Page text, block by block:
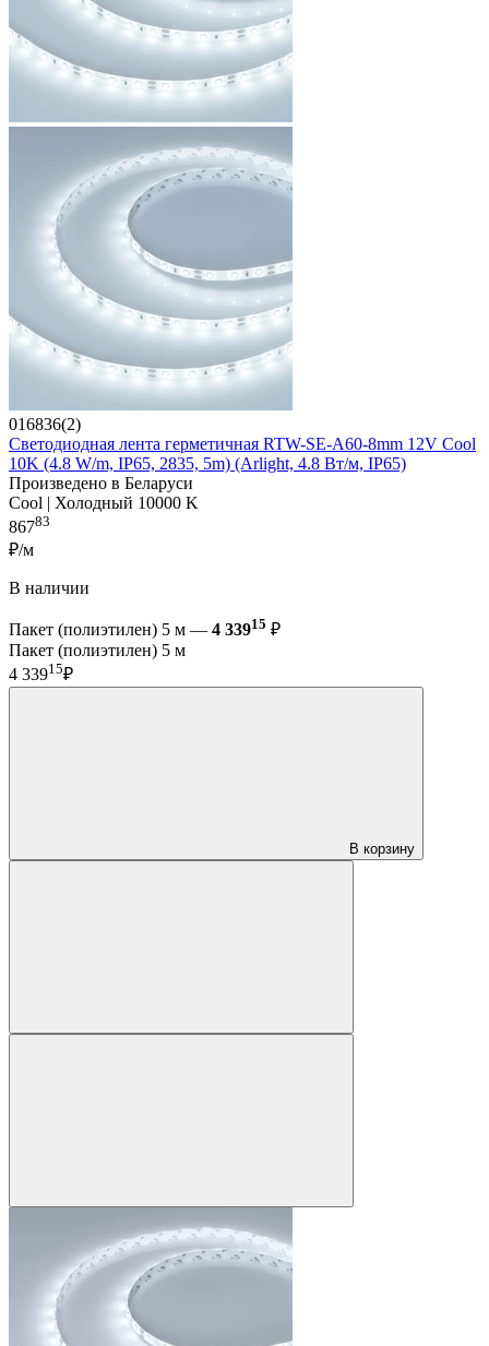
016836(2)
Светодиодная лента герметичная RTW-SE-A60-8mm 12V Cool
10K (4.8 W/m, IP65, 2835, 5m) (Arlight, 4.8 Вт/м, IP65)
Произведено в Беларуси
Cool | Холодный 10000 K
86783
₽/м
В наличии
Пакет (полиэтилен) 5 м — 4 33915 ₽
Пакет (полиэтилен) 5 м
4 33915₽
В корзину